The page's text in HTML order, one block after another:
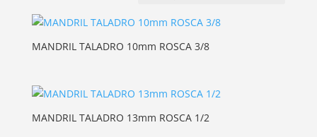
MANDRIL TALADRO 10mm ROSCA 3/8
MANDRIL TALADRO 13mm ROSCA 1/2